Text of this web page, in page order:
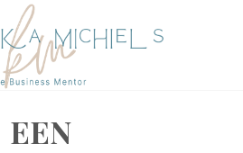
EEN